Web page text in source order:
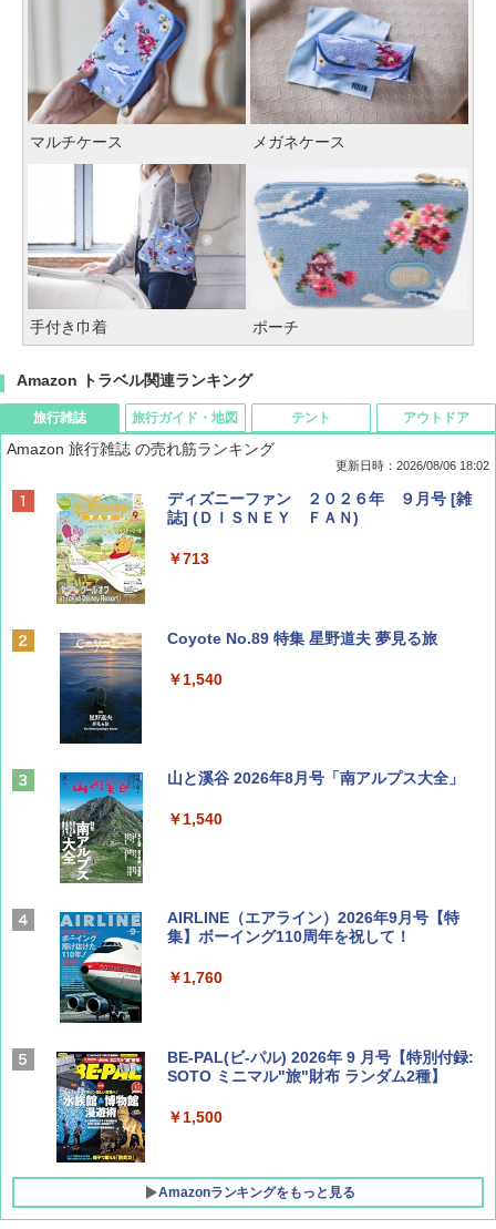
マルチケース メガネケース
手付き巾着 ポーチ
Amazon トラベル関連ランキング
旅行雑誌
Amazon 旅行雑誌 の売れ筋ランキング
更新日時：2026/08/06 18:02
ディズニーファン ２０２６年 ９月号 [雑
誌] (ＤＩＳＮＥＹ ＦＡＮ)
￥713
Coyote No.89 特集 星野道夫 夢見る旅
￥1,540
山と溪谷 2026年8月号「南アルプス大全」
￥1,540
AIRLINE（エアライン）2026年9月号【特
集】ボーイング110周年を祝して！
￥1,760
BE-PAL(ビ-パル) 2026年 9 月号【特別付録:
SOTO ミニマル"旅"財布 ランダム2種】
￥1,500
Amazonランキングをもっと見る
旅行ガイド・地図 テント アウトドア